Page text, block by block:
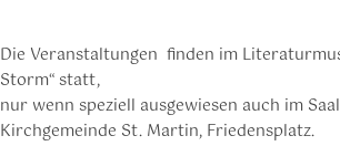
Die Veranstaltungen finden im
Storm“ statt,
nur wenn speziell ausgewiesen auch im
Kirchgemeinde St. Martin, Friedensplatz.